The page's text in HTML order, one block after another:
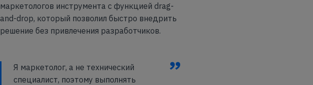
маркетологов инструмента с функцией drag-
and-drop, который позволил быстро внедрить
решение без привлечения разработчиков.
”
Я маркетолог, а не технический
специалист, поэтому выполнять